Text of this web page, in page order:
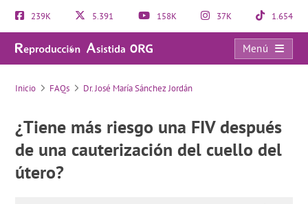
239K 5.391 158K 37K 1.654
Menú
FAQs
Inicio FAQs Dr. José María Sánchez Jordán
¿Tiene más riesgo una FIV después
de una cauterización del cuello del
útero?